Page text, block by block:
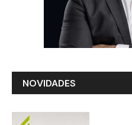
NOVIDADES